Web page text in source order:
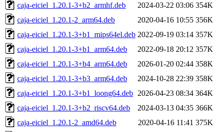
caja-eiciel_1.20.1-3+b2_armhf.deb
2024-03-22 03:06 354K
caja-eiciel_1.20.1-2_arm64.deb
2020-04-16 10:55 356K
caja-eiciel_1.20.1-3+b1_mips64el.deb 2022-09-19 03:14 357K
caja-eiciel_1.20.1-3+b1_arm64.deb
2022-09-18 20:12 357K
caja-eiciel_1.20.1-3+b4_arm64.deb
2026-01-20 02:44 358K
caja-eiciel_1.20.1-3+b3_arm64.deb
2024-10-28 22:39 358K
caja-eiciel_1.20.1-3+b1_loong64.deb 2026-04-23 08:34 364K
caja-eiciel_1.20.1-3+b2_riscv64.deb
2024-03-13 04:35 366K
caja-eiciel_1.20.1-2_amd64.deb
2020-04-16 11:41 375K